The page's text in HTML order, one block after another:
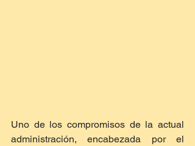
Uno de los compromisos de la actual
administración, encabezada por el